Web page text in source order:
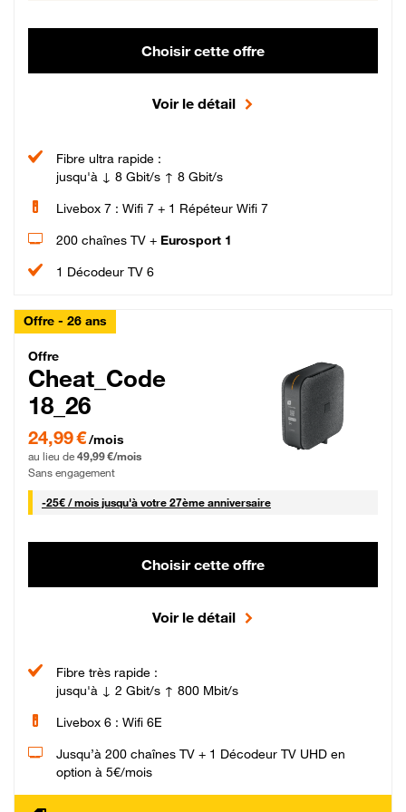
Choisir cette offre
Voir le détail
Fibre ultra rapide :
jusqu'à ↓ 8 Gbit/s ↑ 8 Gbit/s
Livebox 7 : Wifi 7 + 1 Répéteur Wifi 7
200 chaînes TV + Eurosport 1
1 Décodeur TV 6
Offre - 26 ans
Cheat_Code Fibre_18_26
Offre
Cheat_Code
18_26
24,99 € par mois pendant 0 mois puis 49,99 € par mois, Sans engagement
24,99 €/mois
au lieu de 49,99 €/mois
Sans engagement
-25€ / mois25 € par mois
jusqu'à votre 27ème anniversaire
Choisir cette offre
Voir le détail
Fibre très rapide :
jusqu'à ↓ 2 Gbit/s ↑ 800 Mbit/s
Livebox 6 : Wifi 6E
Jusqu’à 200 chaînes TV + 1 Décodeur TV UHD en
option à 5€/mois